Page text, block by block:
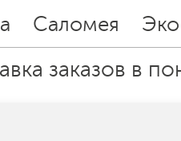
Саломея
заказов в